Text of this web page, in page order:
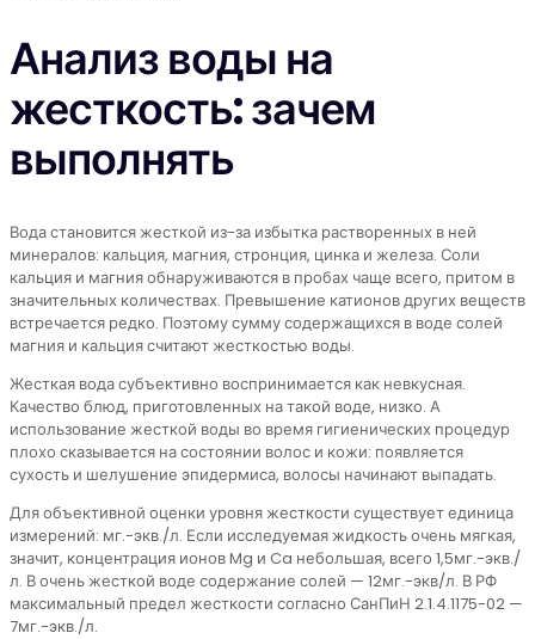
Анализ воды на
жесткость: зачем
выполнять
Вода становится жесткой из-за избытка растворенных в ней
минералов: кальция, магния, стронция, цинка и железа. Соли
кальция и магния обнаруживаются в пробах чаще всего, притом в
значительных количествах. Превышение катионов других веществ
встречается редко. Поэтому сумму содержащихся в воде солей
магния и кальция считают жесткостью воды.
Жесткая вода субъективно воспринимается как невкусная.
Качество блюд, приготовленных на такой воде, низко. А
использование жесткой воды во время гигиенических процедур
плохо сказывается на состоянии волос и кожи: появляется
сухость и шелушение эпидермиса, волосы начинают выпадать.
Для объективной оценки уровня жесткости существует единица
измерений: мг.-экв./л. Если исследуемая жидкость очень мягкая,
значит, концентрация ионов Mg и Ca небольшая, всего 1,5мг.-экв./
л. В очень жесткой воде содержание солей — 12мг.-экв/л. В РФ
максимальный предел жесткости согласно СанПиН 2.1.4.1175-02 —
7мг.-экв./л.